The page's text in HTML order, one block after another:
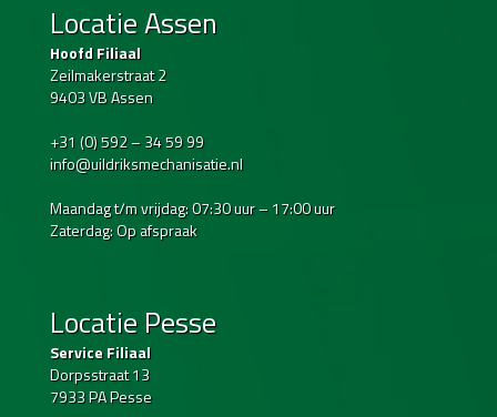
Locatie Assen
Hoofd Filiaal
Zeilmakerstraat 2
9403 VB Assen
+31 (0) 592 – 34 59 99
info@uildriksmechanisatie.nl
Maandag t/m vrijdag: 07:30 uur – 17:00 uur
Zaterdag: Op afspraak
Locatie Pesse
Service Filiaal
Dorpsstraat 13
7933 PA Pesse